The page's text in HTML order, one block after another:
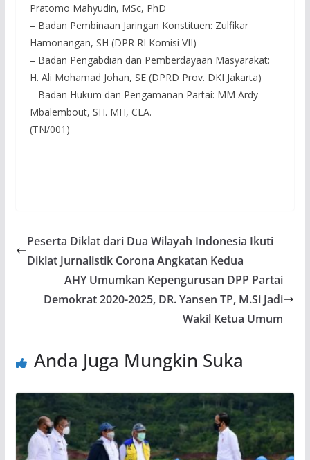
Pratomo Mahyudin, MSc, PhD
– Badan Pembinaan Jaringan Konstituen: Zulfikar
Hamonangan, SH (DPR RI Komisi VII)
– Badan Pengabdian dan Pemberdayaan Masyarakat:
H. Ali Mohamad Johan, SE (DPRD Prov. DKI Jakarta)
– Badan Hukum dan Pengamanan Partai: MM Ardy
Mbalembout, SH. MH, CLA.
(TN/001)
Peserta Diklat dari Dua Wilayah Indonesia Ikuti
Diklat Jurnalistik Corona Angkatan Kedua
AHY Umumkan Kepengurusan DPP Partai
Demokrat 2020-2025, DR. Yansen TP, M.Si Jadi
Wakil Ketua Umum
Anda Juga Mungkin Suka